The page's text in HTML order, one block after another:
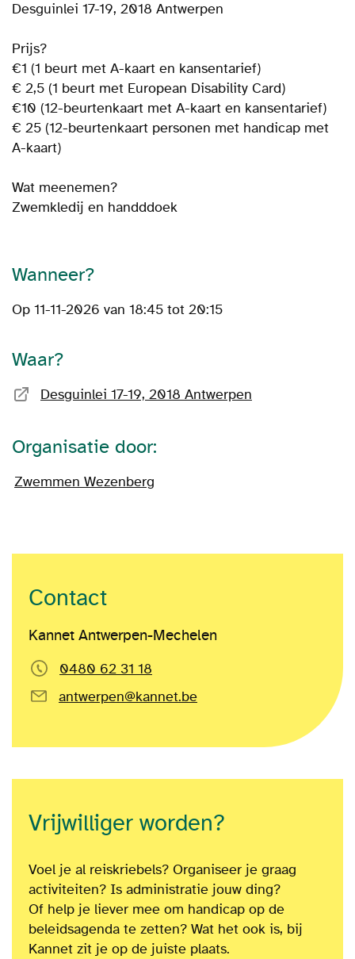
Desguinlei 17-19, 2018 Antwerpen
Prijs?
€1 (1 beurt met A-kaart en kansentarief)
€ 2,5 (1 beurt met European Disability Card)
€10 (12-beurtenkaart met A-kaart en kansentarief)
€ 25 (12-beurtenkaart personen met handicap met
A-kaart)
Wat meenemen?
Zwemkledij en handddoek
Wanneer?
Op 11-11-2026 van 18:45 tot 20:15
Waar?
Desguinlei 17-19, 2018 Antwerpen
Organisatie door:
Zwemmen Wezenberg
Contact
Kannet Antwerpen-Mechelen
0480 62 31 18
antwerpen@kannet.be
Vrijwilliger worden?
Voel je al reiskriebels? Organiseer je graag
activiteiten? Is administratie jouw ding?
Of help je liever mee om handicap op de
beleidsagenda te zetten? Wat het ook is, bij
Kannet zit je op de juiste plaats.